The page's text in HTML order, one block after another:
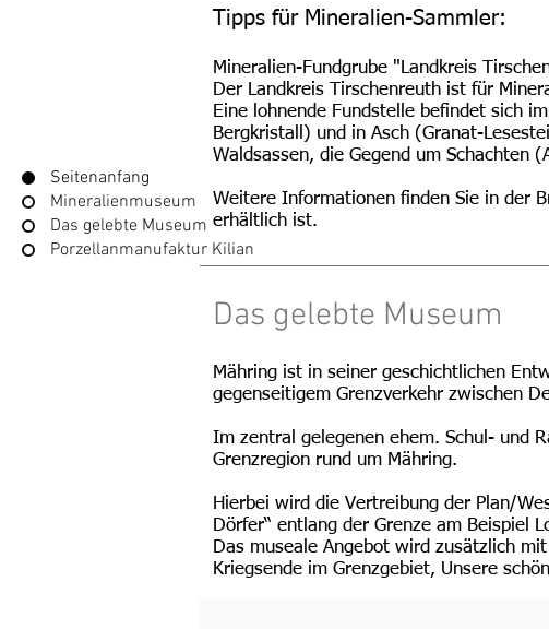
Seitenanfang
Mineralienmuseum
Das gelebte Museum
Porzellanmanufaktur Kilian
Tipps für Mineralien-Sammler:
Mineralien-Fundgrube "Landkreis
Der Landkreis Tirschenreuth ist für
Eine lohnende Fundstelle befindet sich
Bergkristall) und in Asch (Granat-
Waldsassen, die Gegend um Schachten
Weitere Informationen finden Sie in der
erhältlich ist.
Das gelebte Museum
Mähring ist in seiner geschichtlichen
gegenseitigem Grenzverkehr zwischen
Im zentral gelegenen ehem. Schul- und
Grenzregion rund um Mähring.
Hierbei wird die Vertreibung der Plan/
Dörfer“ entlang der Grenze am Beispiel
Das museale Angebot wird zusätzlich
Kriegsende im Grenzgebiet, Unsere